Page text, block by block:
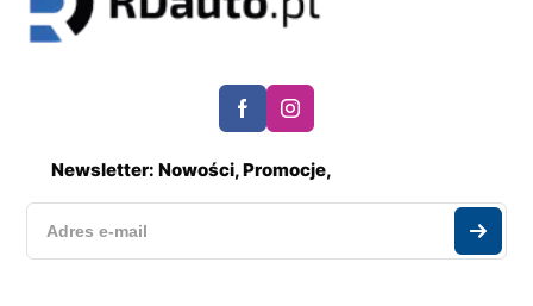
Newsletter: Nowości, Promocje,